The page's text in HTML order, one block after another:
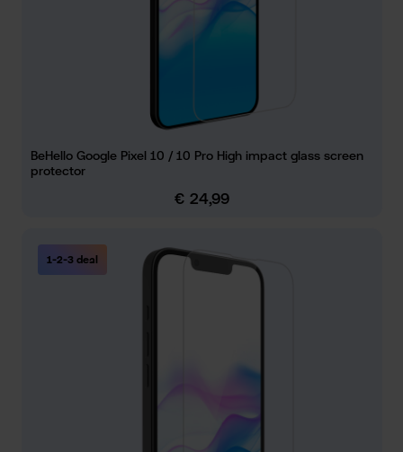
BeHello Google Pixel 10 / 10 Pro High impact glass screen
protector
Normale prijs:
€ 24,99
1-2-3 deal